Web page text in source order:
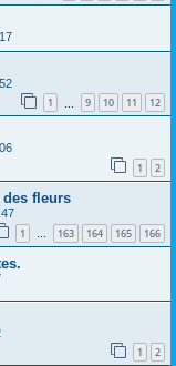
1 9 10 11 12
1 2
des fleurs
1 … 163 164 165 166
1 2